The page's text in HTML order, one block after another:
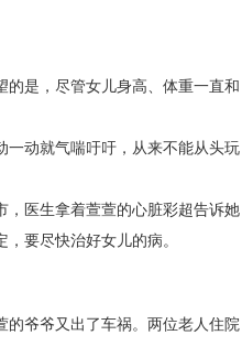
是，尽管女儿身高、体重一直和
一动就气喘吁吁，从来不能从头玩
，医生拿着萱萱的心脏彩超告诉她
要尽快治好女儿的病。
爷爷又出了车祸。两位老人住院